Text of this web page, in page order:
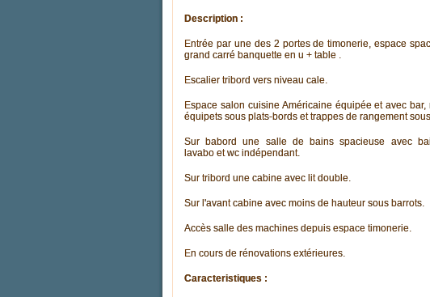
Description :
Entrée par une des 2 portes de timonerie, espace
grand carré banquette en u + table .
Escalier tribord vers niveau cale.
Espace salon cuisine Américaine équipée et avec bar,
équipets sous plats-bords et trappes de rangement
Sur babord une salle de bains spacieuse avec
lavabo et wc indépendant.
Sur tribord une cabine avec lit double.
Sur l'avant cabine avec moins de hauteur sous barrots.
Accès salle des machines depuis espace timonerie.
En cours de rénovations extérieures.
Caracteristiques :